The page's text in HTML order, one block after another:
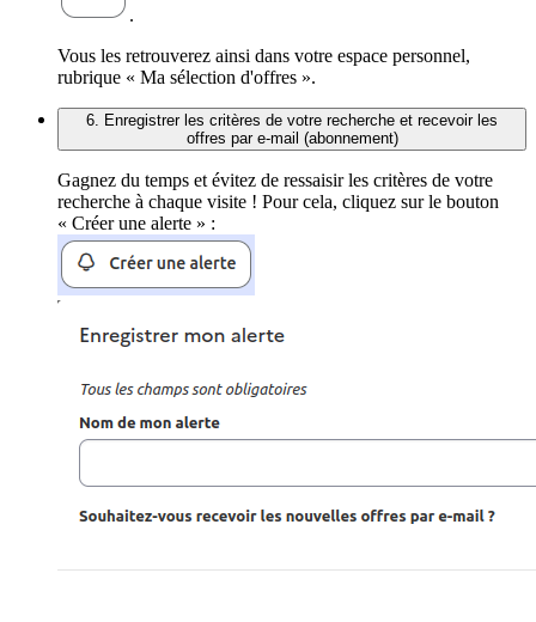
.
Vous les retrouverez ainsi dans votre espace personnel,
rubrique « Ma sélection d'offres ».
6. Enregistrer les critères de votre recherche et recevoir les
offres par e-mail (abonnement)
Gagnez du temps et évitez de ressaisir les critères de votre
recherche à chaque visite ! Pour cela, cliquez sur le bouton
« Créer une alerte » :